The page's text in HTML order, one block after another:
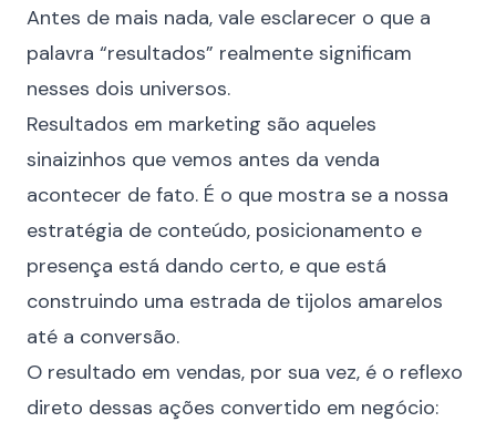
Antes de mais nada, vale esclarecer o que a
palavra “resultados” realmente significam
nesses dois universos.
Resultados em marketing são aqueles
sinaizinhos que vemos antes da venda
acontecer de fato. É o que mostra se a nossa
estratégia de conteúdo, posicionamento e
presença está dando certo, e que está
construindo uma estrada de tijolos amarelos
até a conversão.
O resultado em vendas, por sua vez, é o reflexo
direto dessas ações convertido em negócio: